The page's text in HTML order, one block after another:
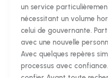
un service
nécessitant un volume
celui de gouvernante.
avec une nouvelle
Avec quelques repères
processus avec